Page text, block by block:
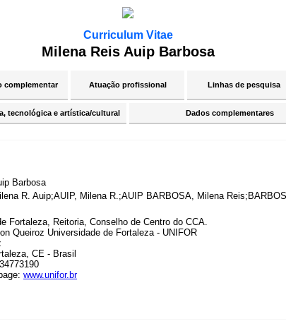
Curriculum Vitae
Milena Reis Auip Barbosa
complementar Atuação profissional Linhas de pesquisa
tecnológica e artística/cultural Dados complementares
Barbosa
R. Auip;AUIP, Milena R.;AUIP BARBOSA, Milena
Fortaleza, Reitoria, Conselho de Centro do CCA.
Queiroz Universidade de Fortaleza - UNIFOR
CE - Brasil
www.unifor.br